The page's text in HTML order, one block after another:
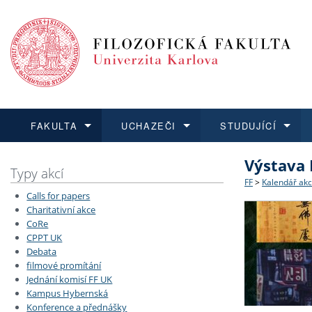
FAKULTA
Dozvědět se více
Struktura
Strategie
Podpora
Fakultní
UCHAZEČI
Podat přihlášku
Co
Učitelské
STUDUJÍCÍ
Dozvědět se více
Rigorózní
Dozvědět se více
O vědě a
Granty a
Dozvědět se více
Aktuální
Typy akcí
Calls for papers
Charitativní akce
CoRe
CPPT UK
Debata
filmové promítání
Jednání komisí FF UK
Kampus Hybernská
Konference a přednášky
Výstava
FF > Kalendář